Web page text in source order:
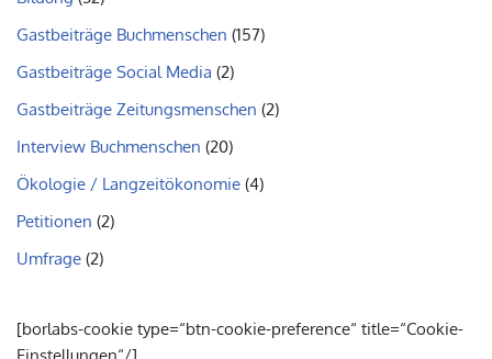
Gastbeiträge Buchmenschen (157)
Gastbeiträge Social Media (2)
Gastbeiträge Zeitungsmenschen (2)
Interview Buchmenschen (20)
Ökologie / Langzeitökonomie (4)
Petitionen (2)
Umfrage (2)
[borlabs-cookie type=“btn-cookie-preference“ title=“Cookie-